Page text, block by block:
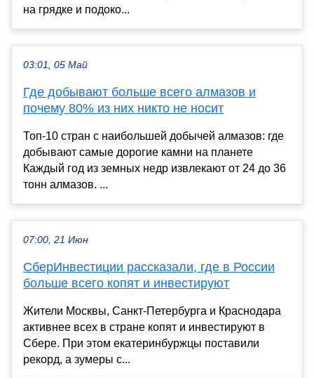
на грядке и подоко...
03:01, 05 Май
Где добывают больше всего алмазов и
почему 80% из них никто не носит
Топ-10 стран с наибольшей добычей алмазов: где
добывают самые дорогие камни на планете
Каждый год из земных недр извлекают от 24 до 36
тонн алмазов. ...
07:00, 21 Июн
СберИнвестиции рассказали, где в России
больше всего копят и инвестируют
Жители Москвы, Санкт-Петербурга и Краснодара
активнее всех в стране копят и инвестируют в
Сбере. При этом екатеринбуржцы поставили
рекорд, а зумеры с...